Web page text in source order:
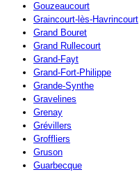
Gouzeaucourt
Graincourt-lès-Havrincourt
Grand Bouret
Grand Rullecourt
Grand-Fayt
Grand-Fort-Philippe
Grande-Synthe
Gravelines
Grenay
Grévillers
Groffliers
Gruson
Guarbecque